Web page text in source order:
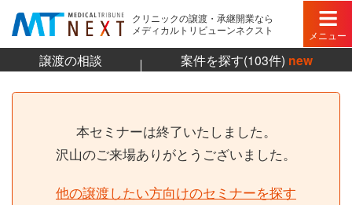
クリニックの譲渡・承継開業なら
メディカルトリビューンネクスト
メニュー
譲渡の相談 案件を探す(103件) new
本セミナーは終了いたしました。
沢山のご来場ありがとうございました。
他の譲渡したい方向けのセミナーを探す